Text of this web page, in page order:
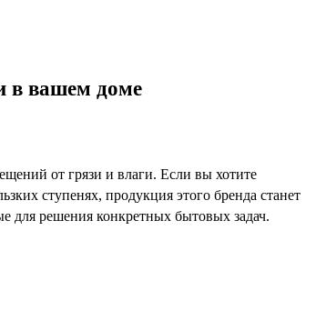
в вашем доме
от грязи и влаги. Если вы хотите
ступенях, продукция этого бренда станет
решения конкретных бытовых задач.